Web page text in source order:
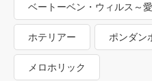
ベートーベン・ウィルス～
ホテリアー ポンダン
メロホリック